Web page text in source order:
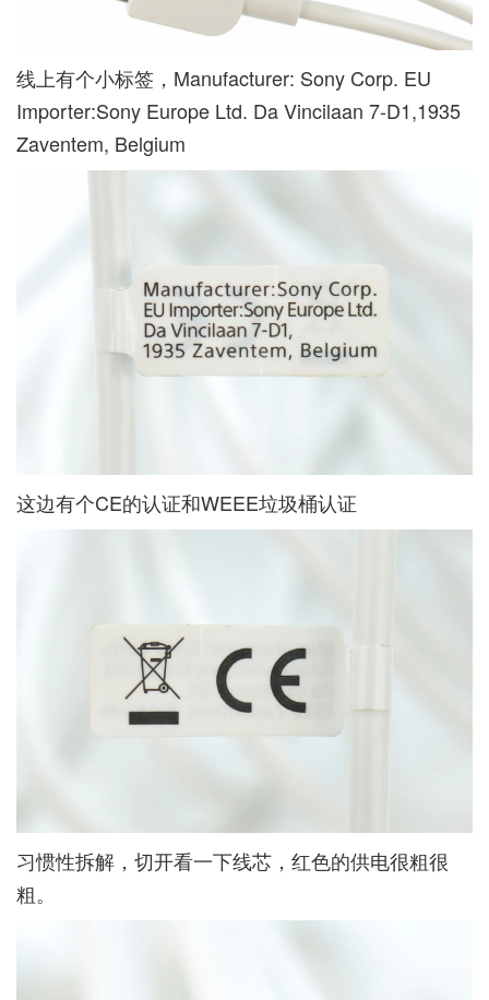
线上有个小标签，Manufacturer: Sony Corp. EU
Importer:Sony Europe Ltd. Da Vincilaan 7-D1,1935
Zaventem, Belgium
这边有个CE的认证和WEEE垃圾桶认证
习惯性拆解，切开看一下线芯，红色的供电很粗很
粗。